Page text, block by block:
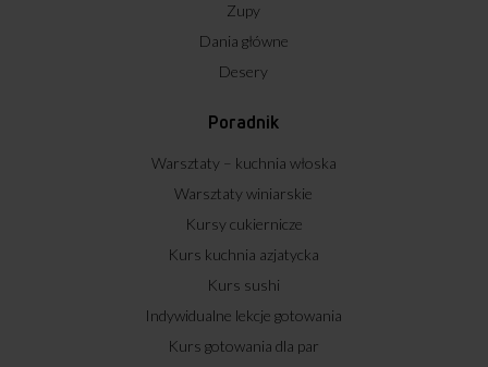
Zupy
Dania główne
Desery
Poradnik
Warsztaty – kuchnia włoska
Warsztaty winiarskie
Kursy cukiernicze
Kurs kuchnia azjatycka
Kurs sushi
Indywidualne lekcje gotowania
Kurs gotowania dla par